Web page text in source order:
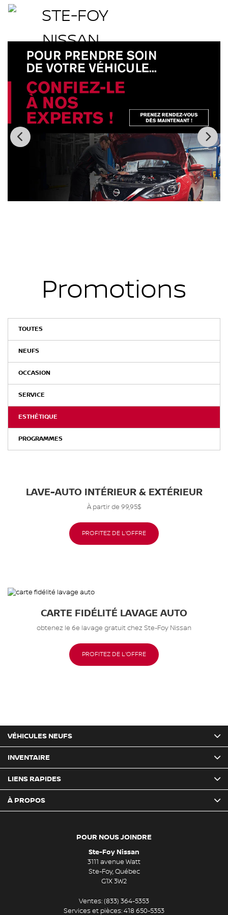
Promotions
TOUTES
NEUFS
OCCASION
SERVICE
ESTHÉTIQUE
PROGRAMMES
LAVE-AUTO INTÉRIEUR & EXTÉRIEUR
À partir de 99,95$
PROFITEZ DE L'OFFRE
CARTE FIDÉLITÉ LAVAGE AUTO
obtenez le 6e lavage gratuit chez Ste-Foy Nissan
PROFITEZ DE L'OFFRE
POUR NOUS JOINDRE
Ste-Foy Nissan
3111 avenue Watt
Ste-Foy,Québec
G1X 3W2
Ventes:(833) 364-5353
Services et pièces:418 650-5353
VÉHICULES NEUFS
INVENTAIRE
LIENS RAPIDES
À PROPOS